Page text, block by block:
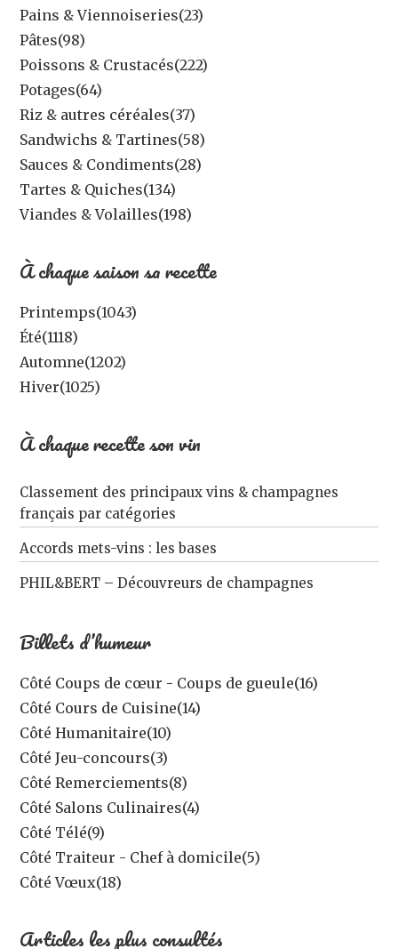
Pains & Viennoiseries(23)
Pâtes(98)
Poissons & Crustacés(222)
Potages(64)
Riz & autres céréales(37)
Sandwichs & Tartines(58)
Sauces & Condiments(28)
Tartes & Quiches(134)
Viandes & Volailles(198)
À chaque saison sa recette
Printemps(1043)
Été(1118)
Automne(1202)
Hiver(1025)
À chaque recette son vin
Classement des principaux vins & champagnes
français par catégories
Accords mets-vins : les bases
PHIL&BERT – Découvreurs de champagnes
Billets d’humeur
Côté Coups de cœur - Coups de gueule(16)
Côté Cours de Cuisine(14)
Côté Humanitaire(10)
Côté Jeu-concours(3)
Côté Remerciements(8)
Côté Salons Culinaires(4)
Côté Télé(9)
Côté Traiteur - Chef à domicile(5)
Côté Vœux(18)
Articles les plus consultés